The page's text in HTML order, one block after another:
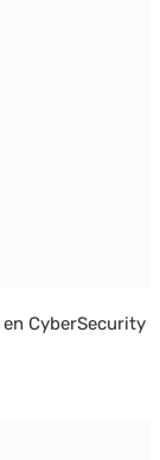
CyberSecurity